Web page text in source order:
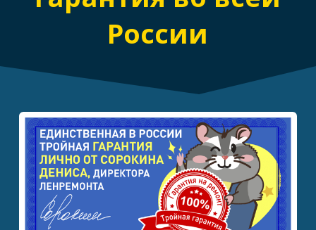
нагревательного элемента
удаление накипи
автоотключения
Парогенераторы и отпариватели
Наименование работ
Стоимость от (в
т.ч. НДС)
России